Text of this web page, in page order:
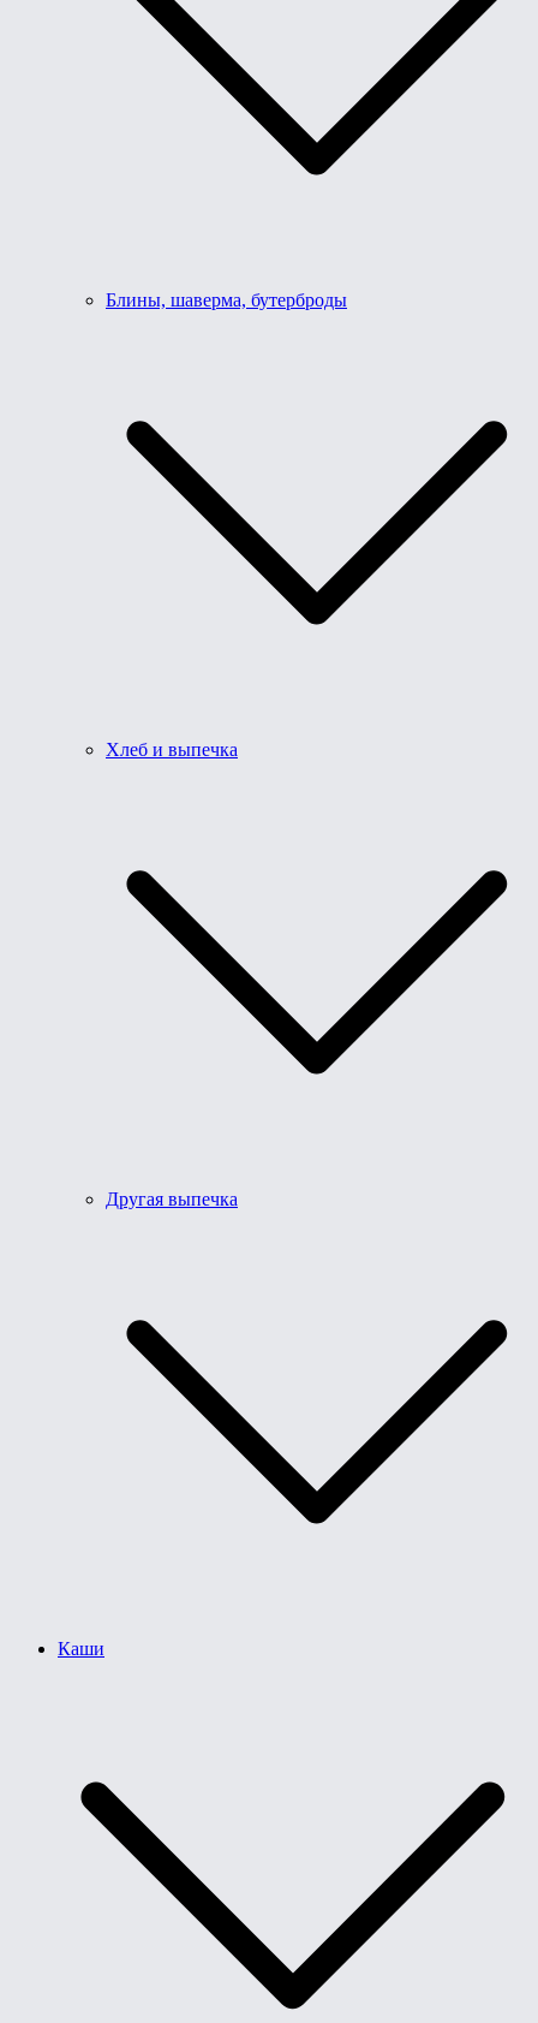
Блины, шаверма, бутерброды
Хлеб и выпечка
Другая выпечка
Каши